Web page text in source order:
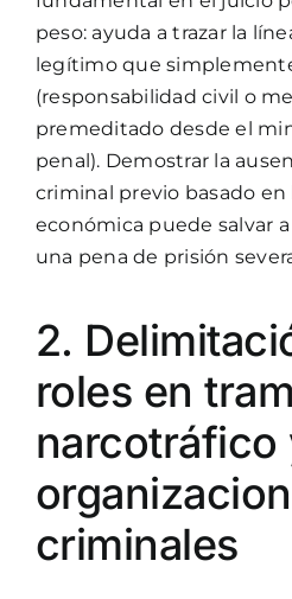
peso: ayuda a trazar la
legítimo que
(responsabilidad civil o
premeditado desde el
penal). Demostrar la
criminal previo basado
económica puede salvar
una pena de prisión
2.
roles en
narcotráfico
criminales